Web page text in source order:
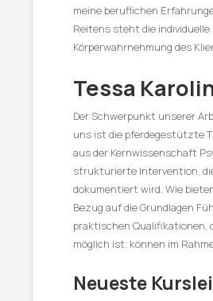
meine beruflichen
Reitens steht die
Körperwahrnehmung des
Tessa
Der Schwerpunkt unserer
uns ist die pferdegestützte
aus der Kernwissenschaft
strukturierte Intervention,
dokumentiert wird. Wie
Bezug auf die Grundlagen
praktischen Qualifikationen,
möglich ist, können im
Neueste